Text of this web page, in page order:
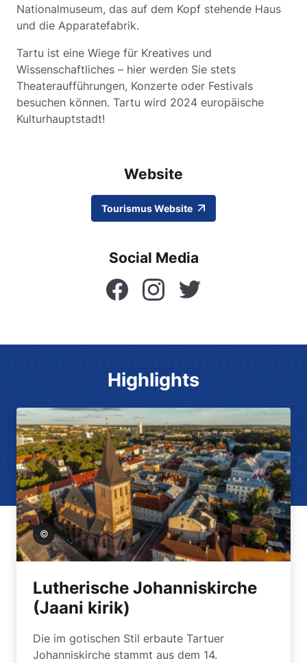
Nationalmuseum, das auf dem Kopf stehende Haus
und die Apparatefabrik.
Tartu ist eine Wiege für Kreatives und
Wissenschaftliches – hier werden Sie stets
Theateraufführungen, Konzerte oder Festivals
besuchen können. Tartu wird 2024 europäische
Kulturhauptstadt!
Website
Tourismus Website
Social Media
FacebookInstagramTwitter
Highlights
Grihin
Lutherische Johanniskirche
(Jaani kirik)
Die im gotischen Stil erbaute Tartuer
Johanniskirche stammt aus dem 14.